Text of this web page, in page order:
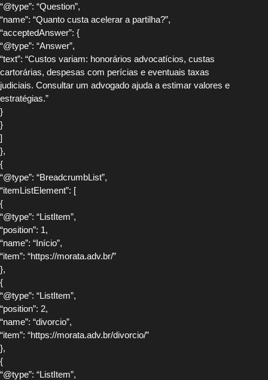
“@type”: “Question”,
“name”: “Quanto custa acelerar a partilha?”,
“acceptedAnswer”: {
“@type”: “Answer”,
“text”: “Custos variam: honorários advocatícios, custas
cartorárias, despesas com perícias e eventuais taxas
judiciais. Consultar um advogado ajuda a estimar valores e
estratégias.”
}
}
]
},
{
“@type”: “BreadcrumbList”,
“itemListElement”: [
{
“@type”: “ListItem”,
“position”: 1,
“name”: “Início”,
“item”: “https://morata.adv.br/”
},
{
“@type”: “ListItem”,
“position”: 2,
“name”: “divorcio”,
“item”: “https://morata.adv.br/divorcio/”
},
{
“@type”: “ListItem”,